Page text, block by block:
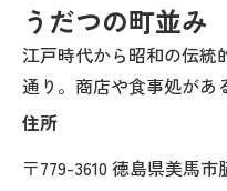
うだつの町並み
江戸時代から昭和の伝統
通り。商店や食事処があ
住所
〒779-3610 徳島県美馬